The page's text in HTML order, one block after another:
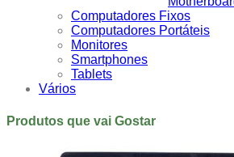
Computadores Fixos
Computadores Portáteis
Monitores
Smartphones
Tablets
Vários
Produtos que vai Gostar